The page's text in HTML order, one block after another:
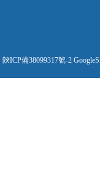
陝ICP備38099317號-2